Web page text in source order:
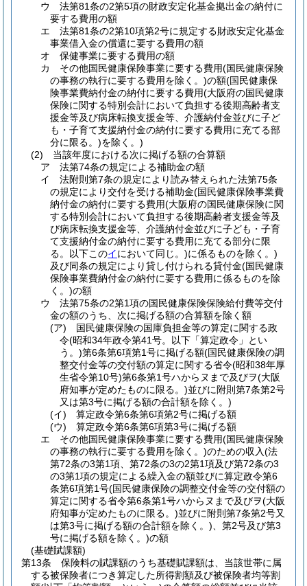
ウ
法第81条の2第5項の財政安定化基金拠出金の納付に
要する費用の額
エ
法第81条の2第10項第2号に規定する財政安定化基金
事業借入金の償還に要する費用の額
オ
保健事業に要する費用の額
カ
その他国民健康保険事業に要する費用(国民健康保険
の事務の執行に要する費用を除く。)の額(国民健康保
険事業費納付金の納付に要する費用(大阪府の国民健康
保険に関する特別会計において負担する後期高齢者支
援金等及び病床転換支援金等、介護納付金並びに子ど
も・子育て支援納付金の納付に要する費用に充てる部
分に限る。)を除く。)
(2)
当該年度における次に掲げる額の合算額
ア
法第74条の規定による補助金の額
イ
法附則第7条の規定により読み替えられた法第75条
の規定により交付を受ける補助金(国民健康保険事業費
納付金の納付に要する費用(大阪府の国民健康保険に関
する特別会計において負担する後期高齢者支援金等及
び病床転換支援金等、介護納付金並びに子ども・子育
て支援納付金の納付に要する費用に充てる部分に限
る。以下このイにおいて同じ。)に係るものを除く。)
及び同条の規定により貸し付けられる貸付金(国民健康
保険事業費納付金の納付に要する費用に係るものを除
く。)の額
ウ
法第75条の2第1項の国民健康保険保険給付費等交付
金の額のうち、次に掲げる額の合算額を除く額
(ア)
国民健康保険の国庫負担金等の算定に関する政
令(昭和34年政令第41号。以下「算定政令」とい
う。)第6条第6項第1号に掲げる額(国民健康保険の調
整交付金等の交付額の算定に関する省令(昭和38年厚
生省令第10号)第6条第1号ハからヌまで及びヲ(大阪
府知事が定めたものに限る。)並びに附則第7条第2号
又は第3号に掲げる額の合計額を除く。)
(イ)
算定政令第6条第6項第2号に掲げる額
(ウ)
算定政令第6条第6項第3号に掲げる額
エ
その他国民健康保険事業に要する費用(国民健康保険
の事務の執行に要する費用を除く。)のための収入(法
第72条の3第1項、第72条の3の2第1項及び第72条の3
の3第1項の規定による繰入金の額並びに算定政令第6
条第6項第1号(国民健康保険の調整交付金等の交付額の
算定に関する省令第6条第1号ハからヌまで及びヲ(大阪
府知事が定めたものに限る。)並びに附則第7条第2号又
は第3号に掲げる額の合計額を除く。) 、第2号及び第3
号に掲げる額を除く。)の額
(基礎賦課額)
第13条
保険料の賦課額のうち基礎賦課額は、当該世帯に属
する被保険者につき算定した所得割額及び被保険者均等割